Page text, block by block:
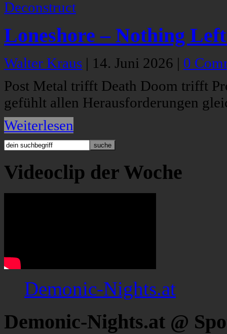
Loneshore – Nothing
Walter Kraus | 14. Juni 2026 | 0
Post Metal trifft Death Doom trifft
gefühlt allen Herausforderungen
Weiterlesen
Videoclip der Woche
Demonic-Nights.at
Demonic-Nights.at @